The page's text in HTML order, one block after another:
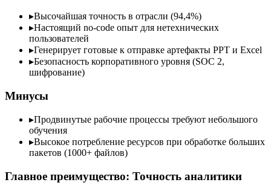
▸Высочайшая точность в отрасли (94,4%)
▸Настоящий no-code опыт для нетехнических
пользователей
▸Генерирует готовые к отправке артефакты PPT и Excel
▸Безопасность корпоративного уровня (SOC 2,
шифрование)
Минусы
▸Продвинутые рабочие процессы требуют небольшого
обучения
▸Высокое потребление ресурсов при обработке больших
пакетов (1000+ файлов)
Главное преимущество: Точность аналитики